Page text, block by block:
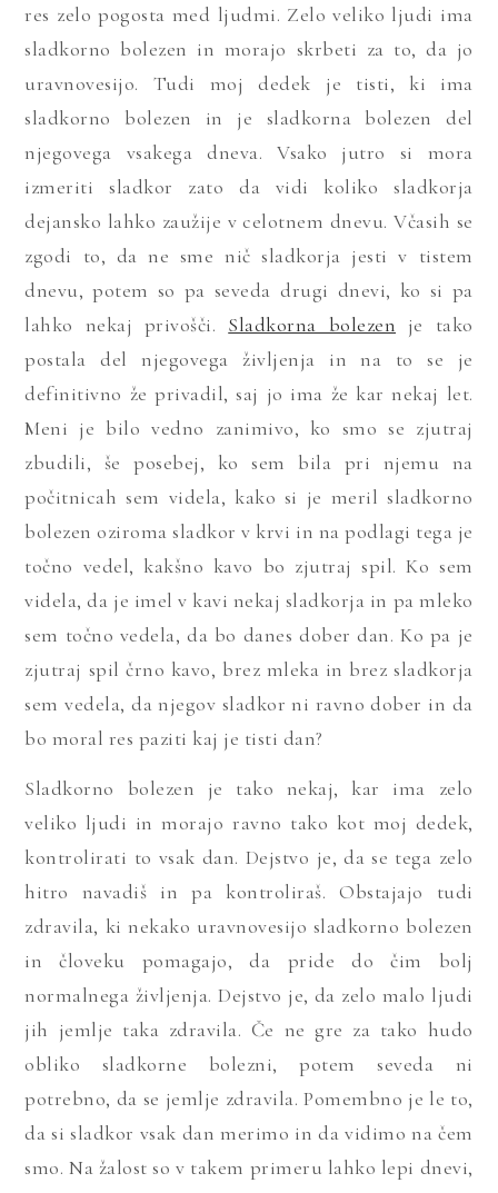
res zelo pogosta med ljudmi. Zelo veliko ljudi ima
sladkorno bolezen in morajo skrbeti za to, da jo
uravnovesijo. Tudi moj dedek je tisti, ki ima
sladkorno bolezen in je sladkorna bolezen del
njegovega vsakega dneva. Vsako jutro si mora
izmeriti sladkor zato da vidi koliko sladkorja
dejansko lahko zaužije v celotnem dnevu. Včasih se
zgodi to, da ne sme nič sladkorja jesti v tistem
dnevu, potem so pa seveda drugi dnevi, ko si pa
lahko nekaj privošči. Sladkorna bolezen je tako
postala del njegovega življenja in na to se je
definitivno že privadil, saj jo ima že kar nekaj let.
Meni je bilo vedno zanimivo, ko smo se zjutraj
zbudili, še posebej, ko sem bila pri njemu na
počitnicah sem videla, kako si je meril sladkorno
bolezen oziroma sladkor v krvi in na podlagi tega je
točno vedel, kakšno kavo bo zjutraj spil. Ko sem
videla, da je imel v kavi nekaj sladkorja in pa mleko
sem točno vedela, da bo danes dober dan. Ko pa je
zjutraj spil črno kavo, brez mleka in brez sladkorja
sem vedela, da njegov sladkor ni ravno dober in da
bo moral res paziti kaj je tisti dan?
Sladkorno bolezen je tako nekaj, kar ima zelo
veliko ljudi in morajo ravno tako kot moj dedek,
kontrolirati to vsak dan. Dejstvo je, da se tega zelo
hitro navadiš in pa kontroliraš. Obstajajo tudi
zdravila, ki nekako uravnovesijo sladkorno bolezen
in človeku pomagajo, da pride do čim bolj
normalnega življenja. Dejstvo je, da zelo malo ljudi
jih jemlje taka zdravila. Če ne gre za tako hudo
obliko sladkorne bolezni, potem seveda ni
potrebno, da se jemlje zdravila. Pomembno je le to,
da si sladkor vsak dan merimo in da vidimo na čem
smo. Na žalost so v takem primeru lahko lepi dnevi,